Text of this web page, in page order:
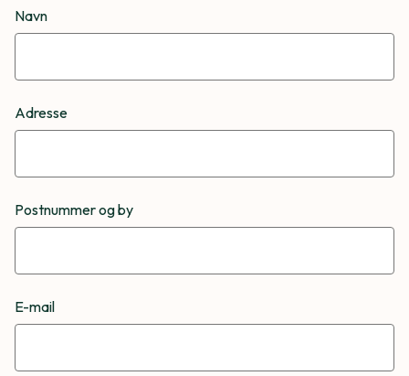
Navn
Adresse
Postnummer og by
E-mail